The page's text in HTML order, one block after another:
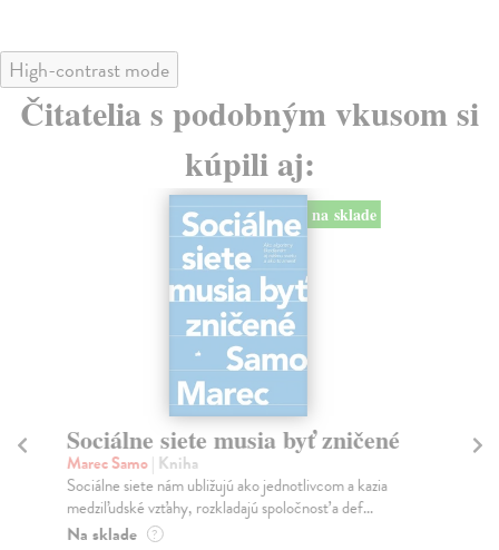
High-contrast mode
Čitatelia s podobným vkusom si
kúpili aj:
na sklade
Sociálne siete musia byť zničené
Marec Samo| Kniha
Sociálne siete nám ubližujú ako jednotlivcom a kazia
medziľudské vzťahy, rozkladajú spoločnosť a def...
Na sklade ?